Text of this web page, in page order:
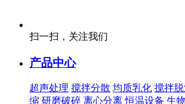
扫一扫，关注我们
产品中心
超声处理 搅拌分散 均质乳化 搅拌
缩 研磨破碎 离心分离 恒温设备 生